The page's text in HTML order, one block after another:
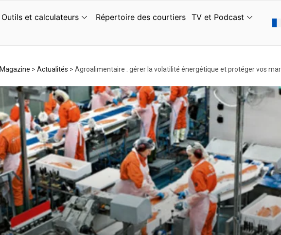
Outils et calculateurs Répertoire des courtiers TV et Podcast
Magazine >Actualités >Agroalimentaire : gérer la volatilité énergétique et protéger vos